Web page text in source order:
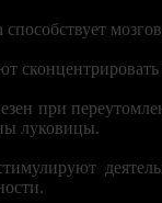
способствует
при
луковицы.